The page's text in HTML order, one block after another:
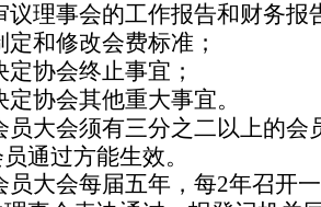
议理事会的工作报告和财务报
定和修改会费标准；
定协会终止事宜；
定协会其他重大事宜。
员大会须有三分之二以上的会
通过方能生效。
员大会每届五年，每2年召开